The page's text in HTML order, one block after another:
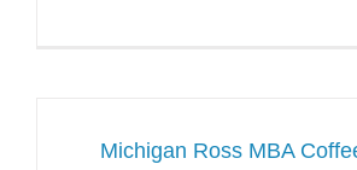
Michigan Ross MBA